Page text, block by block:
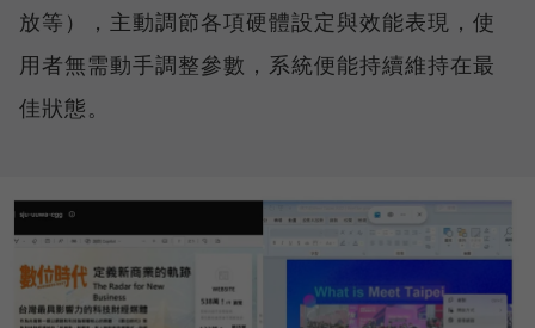
放等），主動調節各項硬體設定與效能表現，使
用者無需動手調整參數，系統便能持續維持在最
佳狀態。